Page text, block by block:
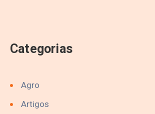
Categorias
Agro
Artigos